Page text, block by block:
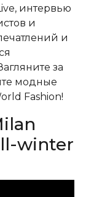
интервью
и
и
за
модные
Fashion!
winter